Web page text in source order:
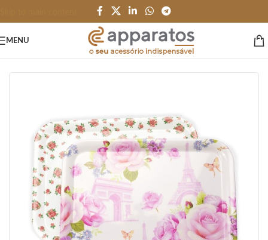
MENU